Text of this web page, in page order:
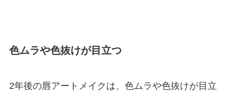
色ムラや色抜けが目立つ
2年後の唇アートメイクは、色ムラや色抜けが目立